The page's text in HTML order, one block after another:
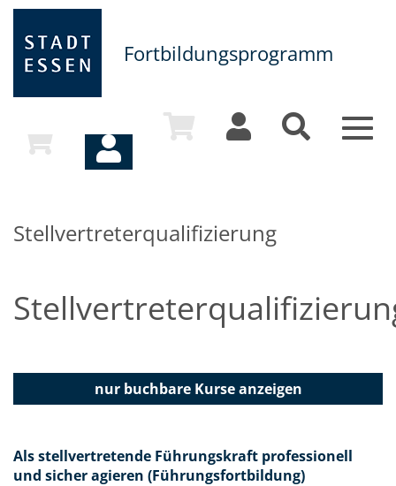
Fortbildungsprogramm
Stellvertreterqualifizierung
nur buchbareKurse anzeigen
Als stellvertretende Führungskraft professionell
und sicher agieren (Führungsfortbildung)